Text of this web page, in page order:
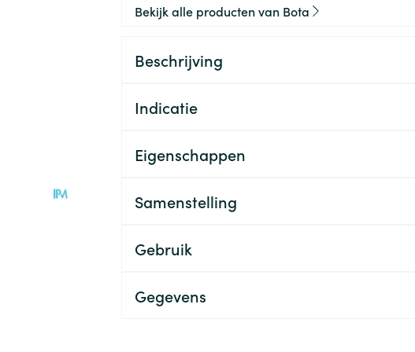
Bekijk alle producten van Bota
Beschrijving
Indicatie
Eigenschappen
Samenstelling
Gebruik
Gegevens